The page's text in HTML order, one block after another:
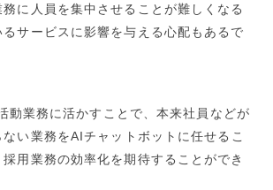
に人員を集中させることが難しくなる
サービスに影響を与える心配もあるで
動業務に活かすことで、本来社員などが
い業務をAIチャットボットに任せるこ
用業務の効率化を期待することができ